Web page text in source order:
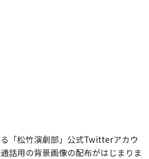
「松竹演劇部」公式Twitterアカウ
話用の背景画像の配布がはじまりま